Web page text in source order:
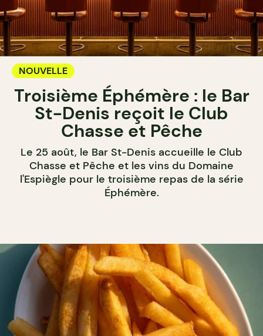
NOUVELLE
Troisième Éphémère : le Bar
St-Denis reçoit le Club
Chasse et Pêche
Le 25 août, le Bar St-Denis accueille le Club
Chasse et Pêche et les vins du Domaine
l'Espiègle pour le troisième repas de la série
Éphémère.